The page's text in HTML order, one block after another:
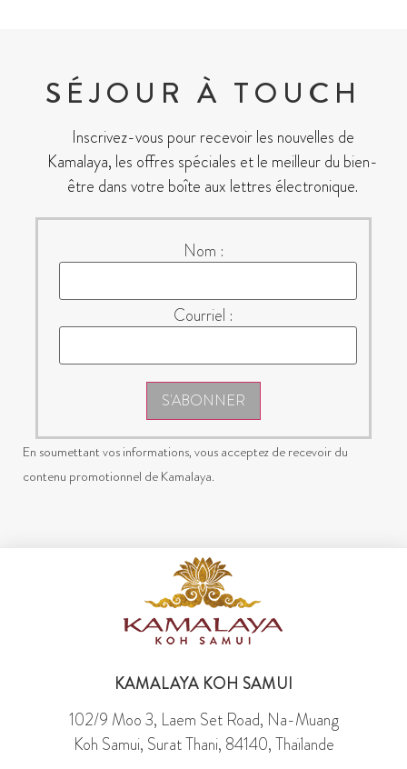
SÉJOUR À TOUCH
Inscrivez-vous pour recevoir les nouvelles de
Kamalaya, les offres spéciales et le meilleur du bien-
être dans votre boîte aux lettres électronique.
Nom :
Courriel :
S'ABONNER
En soumettant vos informations, vous acceptez de recevoir du
contenu promotionnel de Kamalaya.
KAMALAYA KOH SAMUI
102/9 Moo 3, Laem Set Road, Na-Muang
Koh Samui, Surat Thani, 84140, Thaïlande